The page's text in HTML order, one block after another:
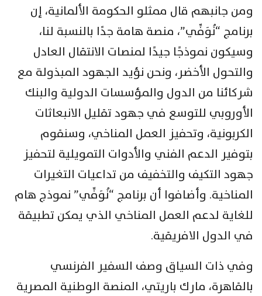
ومن جانبهم قال ممثلو الحكومة الألمانية، إن
برنامج “نُوَفِّي”، منصة هامة جدًا بالنسبة لنا،
وسيكون نموذجًا جيدًا لمنصات الانتقال العادل
والتحول الأخضر، ونحن نؤيد الجهود المبذولة مع
شركائنا من الدول والمؤسسات الدولية والبنك
الأوروبي للتوسع في جهود تقليل الانبعاثات
الكربونية، وتحفيز العمل المناخي، وسنقوم
بتوفير الدعم الفني والأدوات التمويلية لتحفيز
جهود التكيف والتخفيف من تداعيات التغيرات
المناخية. وأضافوا أن برنامج “نُوَفِّي” نموذج هام
للغاية لدعم العمل المناخي الذي يمكن تطبيقة
في الدول الافريقية.
وفي ذات السياق وصف السفير الفرنسي
بالقاهرة، مارك باريتي، المنصة الوطنية المصرية